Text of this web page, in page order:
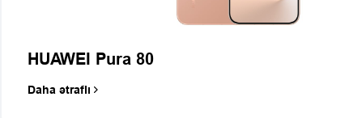
HUAWEI Pura 80
Daha ətraflı